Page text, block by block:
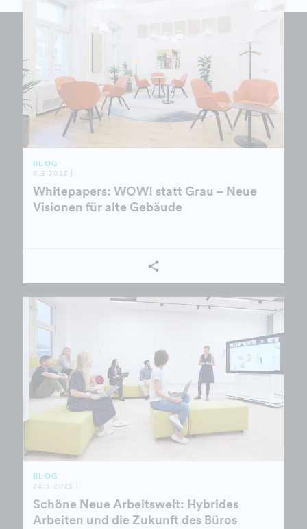
BLOG
8.5.2025 |
Whitepapers: WOW! statt Grau – Neue
Visionen für alte Gebäude
BLOG
24.3.2025 |
Schöne Neue Arbeitswelt: Hybrides
Arbeiten und die Zukunft des Büros